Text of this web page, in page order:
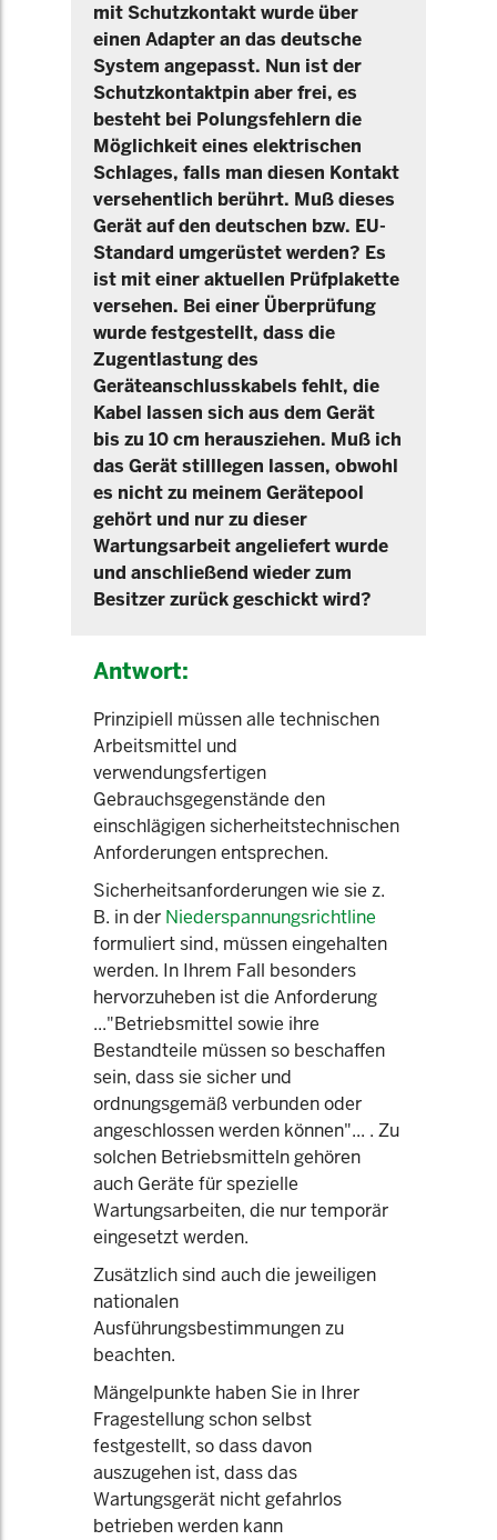
mit Schutzkontakt wurde über
einen Adapter an das deutsche
System angepasst. Nun ist der
Schutzkontaktpin aber frei, es
besteht bei Polungsfehlern die
Möglichkeit eines elektrischen
Schlages, falls man diesen Kontakt
versehentlich berührt. Muß dieses
Gerät auf den deutschen bzw. EU-
Standard umgerüstet werden? Es
ist mit einer aktuellen Prüfplakette
versehen. Bei einer Überprüfung
wurde festgestellt, dass die
Zugentlastung des
Geräteanschlusskabels fehlt, die
Kabel lassen sich aus dem Gerät
bis zu 10 cm herausziehen. Muß ich
das Gerät stilllegen lassen, obwohl
es nicht zu meinem Gerätepool
gehört und nur zu dieser
Wartungsarbeit angeliefert wurde
und anschließend wieder zum
Besitzer zurück geschickt wird?
Antwort:
Prinzipiell müssen alle technischen
Arbeitsmittel und
verwendungsfertigen
Gebrauchsgegenstände den
einschlägigen sicherheitstechnischen
Anforderungen entsprechen.
Sicherheitsanforderungen wie sie z.
B. in der Niederspannungsrichtline
formuliert sind, müssen eingehalten
werden. In Ihrem Fall besonders
hervorzuheben ist die Anforderung
..."Betriebsmittel sowie ihre
Bestandteile müssen so beschaffen
sein, dass sie sicher und
ordnungsgemäß verbunden oder
angeschlossen werden können"... . Zu
solchen Betriebsmitteln gehören
auch Geräte für spezielle
Wartungsarbeiten, die nur temporär
eingesetzt werden.
Zusätzlich sind auch die jeweiligen
nationalen
Ausführungsbestimmungen zu
beachten.
Mängelpunkte haben Sie in Ihrer
Fragestellung schon selbst
festgestellt, so dass davon
auszugehen ist, dass das
Wartungsgerät nicht gefahrlos
betrieben werden kann